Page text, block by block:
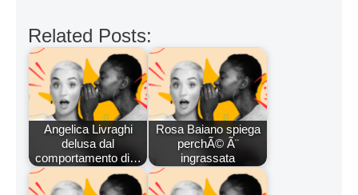
Related Posts:
Angelica Livraghi
delusa dal
comportamento di…
Rosa Baiano spiega
perchÃ© Ã¨
ingrassata